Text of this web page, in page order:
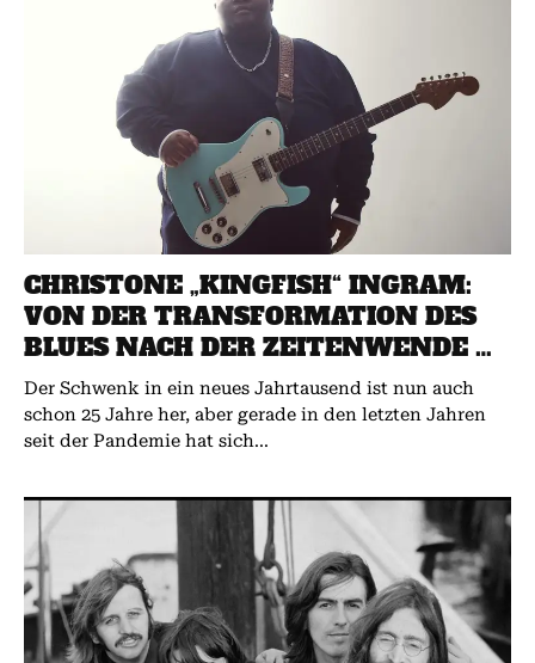
CHRISTONE „KINGFISH“ INGRAM:
VON DER TRANSFORMATION DES
BLUES NACH DER ZEITENWENDE …
Der Schwenk in ein neues Jahrtausend ist nun auch
schon 25 Jahre her, aber gerade in den letzten Jahren
seit der Pandemie hat sich...